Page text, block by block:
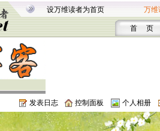
设万维读者为首页 万维
首 页
发表日志 控制面板 个人相册